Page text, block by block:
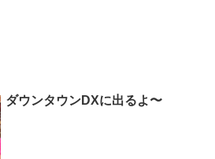
ダウンタウンDXに出るよ〜